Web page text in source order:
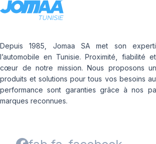
Depuis 1985, Jomaa SA met son
l’automobile en Tunisie. Proximité, fiabilité
cœur de notre mission. Nous proposons
produits et solutions pour tous vos besoins
performance sont garanties grâce à nos
marques reconnues.